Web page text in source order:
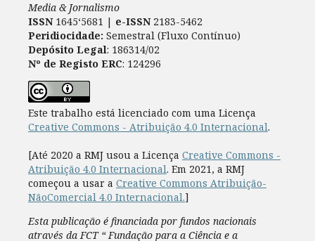
Media & Jornalismo
ISSN 1645‘5681 | e-ISSN2183-5462
Peridiocidade: Semestral (Fluxo Contínuo)
Depósito Legal: 186314/02
Nº de Registo ERC: 124296
Este trabalho está licenciado com uma Licença
Creative Commons - Atribuição 4.0 Internacional.
[Até 2020 a RMJ usou a Licença Creative Commons -
Atribuição 4.0 Internacional. Em 2021, a RMJ
começou a usar a Creative Commons Atribuição-
NãoComercial 4.0 Internacional.]
Esta publicação é financiada por fundos nacionais
através da FCT “ Fundação para a Ciência e a